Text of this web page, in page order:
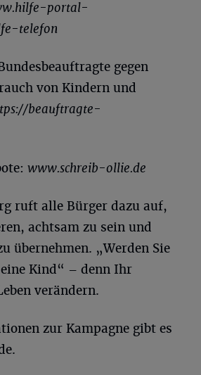
portal-
telefon
gegen
von Kindern und
beauftragte-
www.schreib-ollie.de
ruft alle Bürger dazu auf,
achtsam zu sein und
übernehmen. „Werden Sie
Kind“ – denn Ihr
verändern.
zur Kampagne gibt es